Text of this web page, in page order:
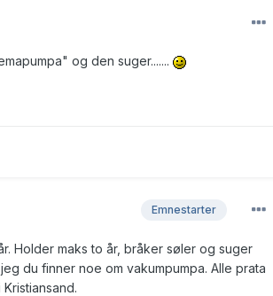
og den suger.......
Emnestarter
Holder maks to år, bråker søler og suger
du finner noe om vakumpumpa. Alle prata